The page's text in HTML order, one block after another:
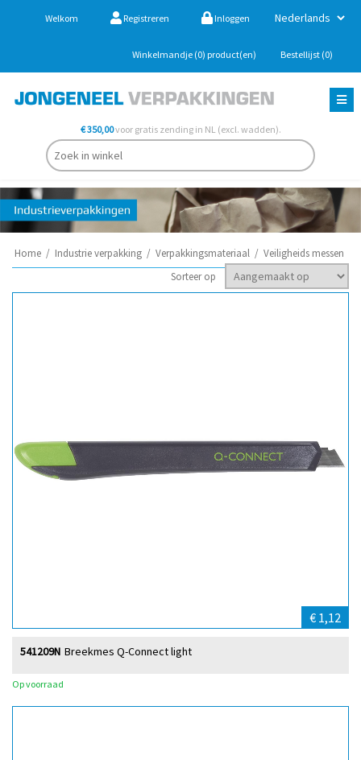
Welkom Registreren Inloggen
Winkelmandje (0) product(en) Bestellijst (0)
€ 350,00voor gratis zending in NL (excl. wadden).
Home / Industrie verpakking / Verpakkingsmateriaal / Veiligheids messen
Sorteer op
€ 1,12
Breekmes Q-Connect light
541209N
Op voorraad